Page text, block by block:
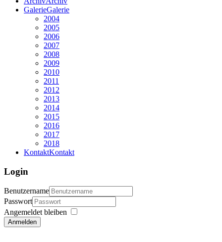
GalerieGalerie
2004
2005
2006
2007
2008
2009
2010
2011
2012
2013
2014
2015
2016
2017
2018
KontaktKontakt
Login
Benutzername
Passwort
Angemeldet bleiben
Anmelden